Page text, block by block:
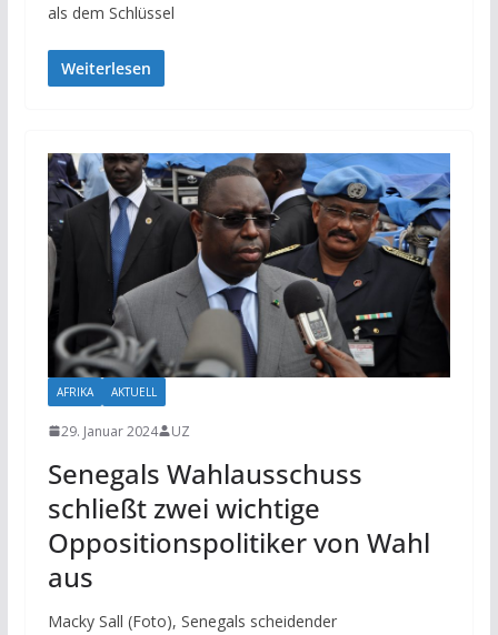
als dem Schlüssel
Weiterlesen
AFRIKA AKTUELL
29. Januar 2024 UZ
Senegals Wahlausschuss
schließt zwei wichtige
Oppositionspolitiker von Wahl
aus
Macky Sall (Foto), Senegals scheidender